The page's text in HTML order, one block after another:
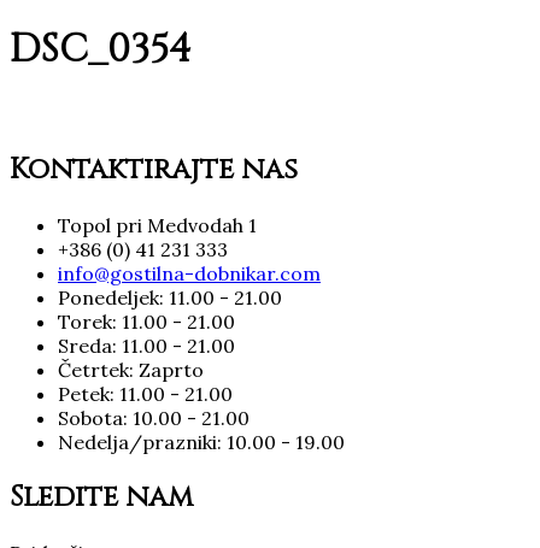
DSC_0354
Kontaktirajte nas
Topol pri Medvodah 1
+386 (0) 41 231 333
info@gostilna-dobnikar.com
Ponedeljek: 11.00 - 21.00
Torek: 11.00 - 21.00
Sreda: 11.00 - 21.00
Četrtek: Zaprto
Petek: 11.00 - 21.00
Sobota: 10.00 - 21.00
Nedelja/prazniki: 10.00 - 19.00
Sledite nam